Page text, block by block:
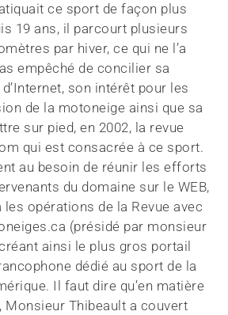
ce sport de façon plus
19 ans, il parcourt plusieurs
par hiver, ce qui ne l’a
empêché de concilier sa
son intérêt pour les
de la motoneige ainsi que sa
sur pied, en 2002, la revue
qui est consacrée à ce sport.
au besoin de réunir les efforts
du domaine sur le WEB,
opérations de la Revue avec
(présidé par monsieur
ainsi le plus gros portail
dédié au sport de la
Il faut dire qu’en matière
Monsieur Thibeault a couvert